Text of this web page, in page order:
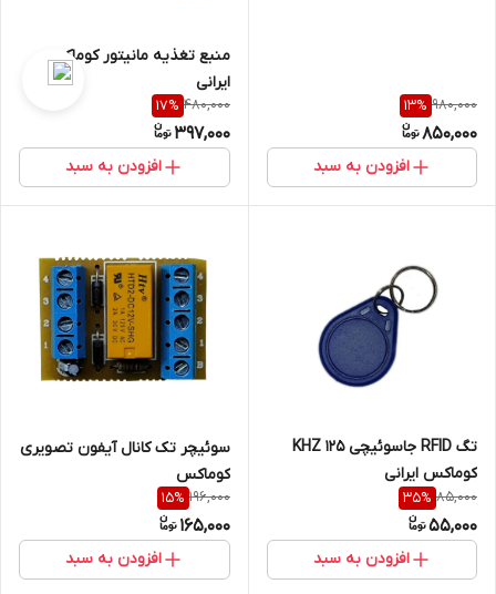
980,000
13%
850,000
افزودن به سبد
منبع تغذیه مانیتور کوماکس
ایرانی
480,000
17%
397,000
افزودن به سبد
تگ RFID جاسوئیچی 125 KHZ
کوماکس ایرانی
85,000
35%
55,000
افزودن به سبد
سوئیچر تک کانال آیفون تصویری
کوماکس
196,000
15%
165,000
افزودن به سبد